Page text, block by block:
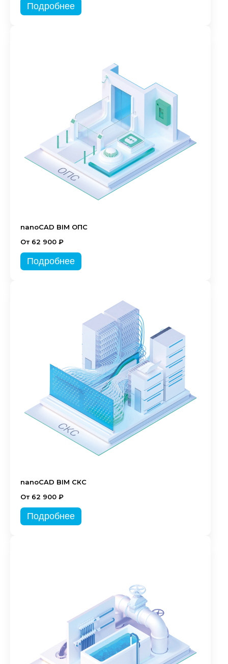
Подробнее
nanoCAD BIM ОПС
От 62 900 ₽
Подробнее
nanoCAD BIM СКС
От 62 900 ₽
Подробнее